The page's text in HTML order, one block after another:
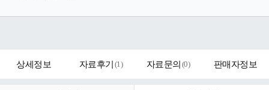
상세정보 자료후기 (1) 자료문의 (0) 판매자정보